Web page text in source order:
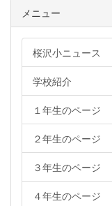
メニュー
桜沢小ニュース
学校紹介
１年生のページ
２年生のページ
３年生のページ
４年生のページ